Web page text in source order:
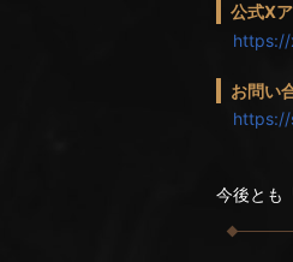
公式X
https://
お問い
今後とも